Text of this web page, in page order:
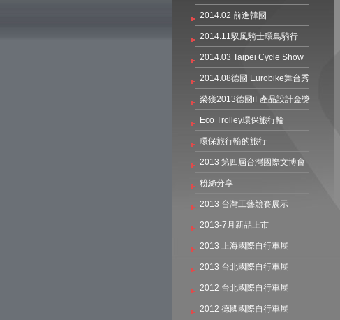
2014.02 前進韓國
2014.11馭風騎士環島騎行
2014.03 Taipei Cycle Show
2014.08德國 Eurobike舞台秀
榮獲2013德國iF產品設計金獎
Eco Trolley環保旅行輪
環保旅行輪的旅行
2013 第四屆台灣國際文博會
粉絲分享
2013 台灣工藝競賽展示
2013-7月新品上市
2013 上海國際自行車展
2013 台北國際自行車展
2012 台北國際自行車展
2012 德國國際自行車展